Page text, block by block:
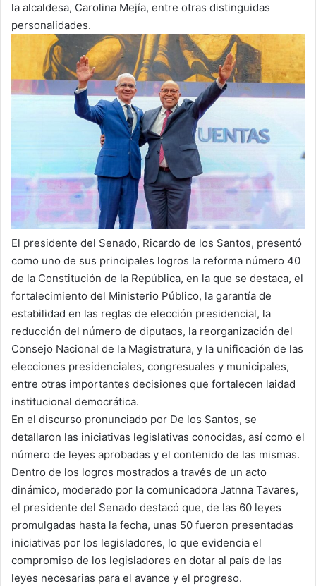
la alcaldesa, Carolina Mejía, entre otras distinguidas
personalidades.
El presidente del Senado, Ricardo de los Santos, presentó
como uno de sus principales logros la reforma número 40
de la Constitución de la República, en la que se destaca, el
fortalecimiento del Ministerio Público, la garantía de
estabilidad en las reglas de elección presidencial, la
reducción del número de diputaos, la reorganización del
Consejo Nacional de la Magistratura, y la unificación de las
elecciones presidenciales, congresuales y municipales,
entre otras importantes decisiones que fortalecen laidad
institucional democrática.
En el discurso pronunciado por De los Santos, se
detallaron las iniciativas legislativas conocidas, así como el
número de leyes aprobadas y el contenido de las mismas.
Dentro de los logros mostrados a través de un acto
dinámico, moderado por la comunicadora Jatnna Tavares,
el presidente del Senado destacó que, de las 60 leyes
promulgadas hasta la fecha, unas 50 fueron presentadas
iniciativas por los legisladores, lo que evidencia el
compromiso de los legisladores en dotar al país de las
leyes necesarias para el avance y el progreso.